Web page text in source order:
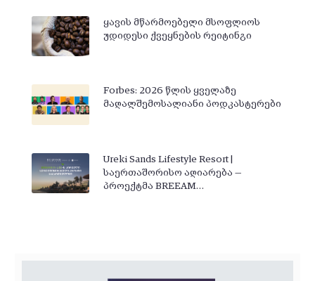
ყავის მწარმოებელი მსოფლიოს
უდიდესი ქვეყნების რეიტინგი
Forbes: 2026 წლის ყველაზე
მაღალშემოსალიანი პოდკასტერები
Ureki Sands Lifestyle Resort |
საერთაშორისო აღიარება —
პროექტმა BREEAM…